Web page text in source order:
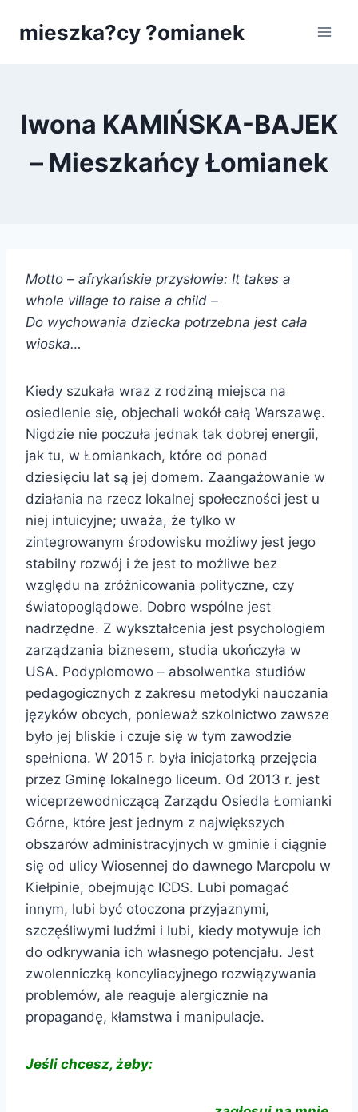
mieszka?cy ?omianek
Iwona KAMIŃSKA-BAJEK
– Mieszkańcy Łomianek
Motto – afrykańskie przysłowie: It takes a
whole village to raise a child –
Do wychowania dziecka potrzebna jest cała
wioska…
Kiedy szukała wraz z rodziną miejsca na
osiedlenie się, objechali wokół całą Warszawę.
Nigdzie nie poczuła jednak tak dobrej energii,
jak tu, w Łomiankach, które od ponad
dziesięciu lat są jej domem. Zaangażowanie w
działania na rzecz lokalnej społeczności jest u
niej intuicyjne; uważa, że tylko w
zintegrowanym środowisku możliwy jest jego
stabilny rozwój i że jest to możliwe bez
względu na zróżnicowania polityczne, czy
światopoglądowe. Dobro wspólne jest
nadrzędne. Z wykształcenia jest psychologiem
zarządzania biznesem, studia ukończyła w
USA. Podyplomowo – absolwentka studiów
pedagogicznych z zakresu metodyki nauczania
języków obcych, ponieważ szkolnictwo zawsze
było jej bliskie i czuje się w tym zawodzie
spełniona. W 2015 r. była inicjatorką przejęcia
przez Gminę lokalnego liceum. Od 2013 r. jest
wiceprzewodniczącą Zarządu Osiedla Łomianki
Górne, które jest jednym z największych
obszarów administracyjnych w gminie i ciągnie
się od ulicy Wiosennej do dawnego Marcpolu w
Kiełpinie, obejmując ICDS. Lubi pomagać
innym, lubi być otoczona przyjaznymi,
szczęśliwymi ludźmi i lubi, kiedy motywuje ich
do odkrywania ich własnego potencjału. Jest
zwolenniczką koncyliacyjnego rozwiązywania
problemów, ale reaguje alergicznie na
propagandę, kłamstwa i manipulacje.
Jeśli chcesz, żeby: